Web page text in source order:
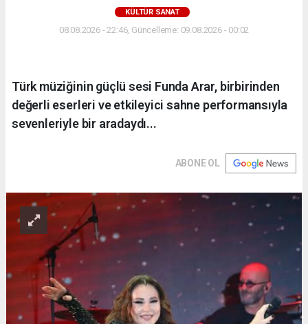
KÜLTÜR SANAT
08.08.2026 - 22:46, Güncelleme: 09.08.2026 - 00:02
Türk müziğinin güçlü sesi Funda Arar, birbirinden
değerli eserleri ve etkileyici sahne performansıyla
sevenleriyle bir aradaydı...
ABONE OL